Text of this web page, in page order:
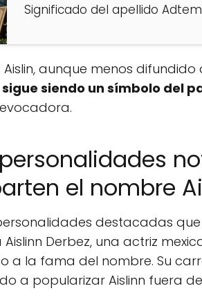
Significado del apellido
Aislin, aunque menos
sigue siendo un símbolo del
el nombre
destacadas que
Derbez, una actriz
a la fama del nombre. Su
a popularizar Aislinn fuera